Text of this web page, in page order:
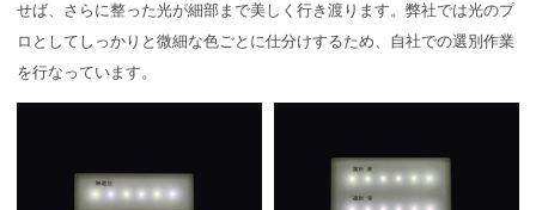
せば、さらに整った光が細部まで美しく行き渡ります。弊社では光のプ
ロとしてしっかりと微細な色ごとに仕分けするため、自社での選別作業
を行なっています。